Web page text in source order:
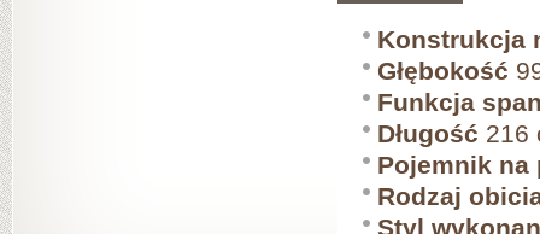
Konstrukcja
Głębokość
Funkcja
Długość 216
Pojemnik na
Rodzaj
Styl